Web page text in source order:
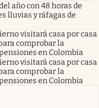
año con 48 horas de
lluvias y ráfagas de
visitará casa por casa
comprobar la
en Colombia
visitará casa por casa
comprobar la
en Colombia